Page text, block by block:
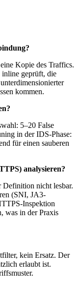
Kopie des Traffics.
geprüft, die
kommen.
5–20 False
in der IDS-Phase:
für einen sauberen
analysieren?
nicht lesbar.
(SNI, JA3-
Inspektion
was in der Praxis
kein Ersatz. Der
erlaubt ist.